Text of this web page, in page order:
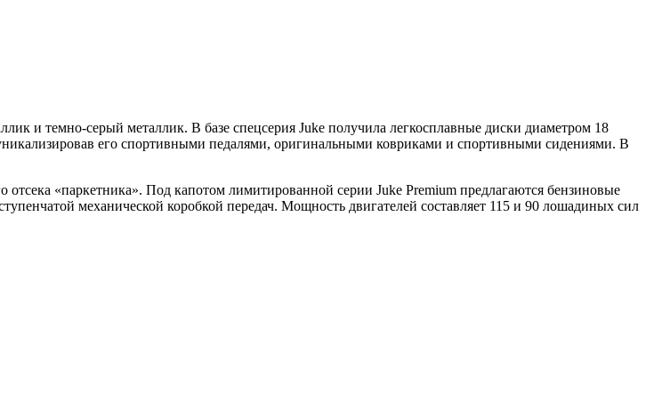
и темно-серый металлик. В базе спецсерия Juke получила легкосплавные диски диаметром 18
его спортивными педалями, оригинальными ковриками и спортивными сидениями. В
«паркетника». Под капотом лимитированной серии Juke Premium предлагаются бензиновые
механической коробкой передач. Мощность двигателей составляет 115 и 90 лошадиных сил